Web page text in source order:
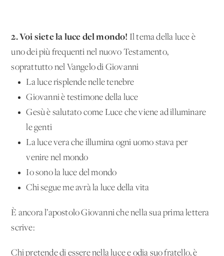
2. Voi siete la luce del mondo! Il tema della luce è
uno dei più frequenti nel nuovo Testamento,
soprattutto nel Vangelo di Giovanni
La luce risplende nelle tenebre
Giovanni è testimone della luce
Gesù è salutato come Luce che viene ad illuminare
le genti
La luce vera che illumina ogni uomo stava per
venire nel mondo
Io sono la luce del mondo
Chi segue me avrà la luce della vita
È ancora l’apostolo Giovanni che nella sua prima lettera
scrive:
Chi pretende di essere nella luce e odia suo fratello, è